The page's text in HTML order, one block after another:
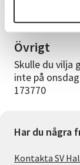
Eva Lodewijk
högläsare på
Övrigt
Skulle du vilja
inte på
173770
Har du några
Kontakta SV